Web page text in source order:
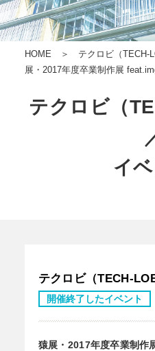
HOME ＞ テクロビ（TECH-
展・2017年度卒業制作展
テクロビ（
イ
テクロビ（TECH-
開催終了したイベント
猿展・2017年度卒業制